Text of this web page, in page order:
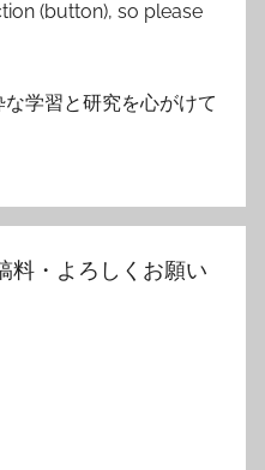
(button), so please
学習と研究を心がけて
料・よろしくお願い